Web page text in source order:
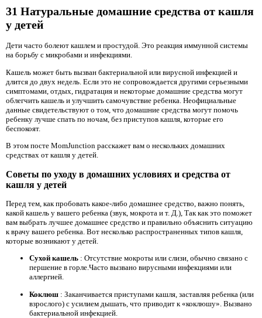
31 Натуральные домашние средства от кашля
у детей
Дети часто болеют кашлем и простудой. Это реакция иммунной системы
на борьбу с микробами и инфекциями.
Кашель может быть вызван бактериальной или вирусной инфекцией и
длится до двух недель. Если это не сопровождается другими серьезными
симптомами, отдых, гидратация и некоторые домашние средства могут
облегчить кашель и улучшить самочувствие ребенка. Неофициальные
данные свидетельствуют о том, что домашние средства могут помочь
ребенку лучше спать по ночам, без приступов кашля, которые его
беспокоят.
В этом посте MomJunction расскажет вам о нескольких домашних
средствах от кашля у детей.
Советы по уходу в домашних условиях и средства от
кашля у детей
Перед тем, как пробовать какое-либо домашнее средство, важно понять,
какой кашель у вашего ребенка (звук, мокрота и т. Д.), Так как это поможет
вам выбрать лучшее домашнее средство и правильно объяснить ситуацию
к врачу вашего ребенка. Вот несколько распространенных типов кашля,
которые возникают у детей.
Сухой кашель : Отсутствие мокроты или слизи, обычно связано с
першение в горле.Часто вызвано вирусными инфекциями или
аллергией.
Коклюш : Заканчивается приступами кашля, заставляя ребенка (или
взрослого) с усилием дышать, что приводит к «коклюшу». Вызвано
бактериальной инфекцией.